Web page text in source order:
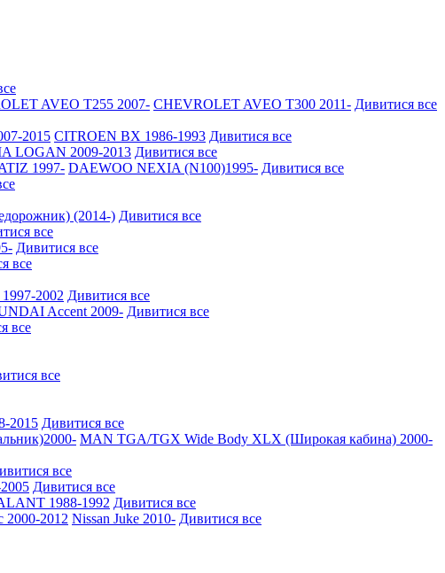
AVEO Т255 2007- CHEVROLET AVEO Т300 2011- Дивитися все
2015 CITROEN BX 1986-1993 Дивитися все
LOGAN 2009-2013 Дивитися все
1997- DAEWOO NEXIA (N100)1995- Дивитися все
(2014-) Дивитися все
все
Дивитися все
все
2002 Дивитися все
Accent 2009- Дивитися все
все
все
2015 Дивитися все
MAN TGA/TGX Wide Body XLX (Широкая кабина) 2000-
все
Дивитися все
1988-1992 Дивитися все
2000-2012 Nissan Juke 2010- Дивитися все